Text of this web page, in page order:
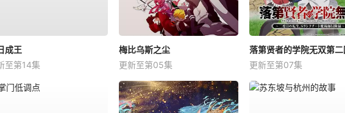
成王
至第14集
梅比乌斯之尘
更新至第05集
更新至第07集